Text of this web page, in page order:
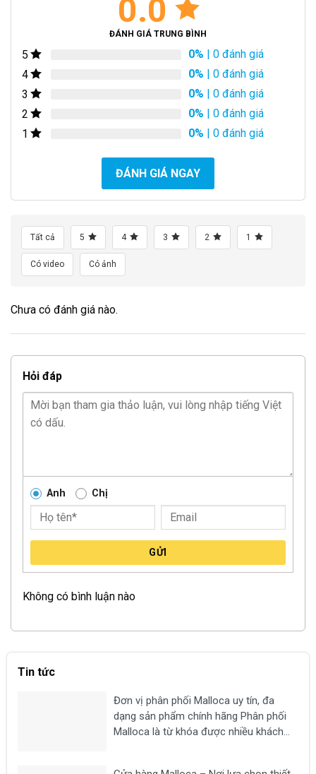
0.0
ĐÁNH GIÁ TRUNG BÌNH
5 0% | 0 đánh giá
4
0% | 0 đánh giá
3
0% | 0 đánh giá
2
0% | 0 đánh giá
1
0% | 0 đánh giá
ĐÁNH GIÁ NGAY
Tất cả 5 4 3 2 1
Có video Có ảnh
Chưa có đánh giá nào.
Hỏi đáp
Anh Chị
GỬI
Không có bình luận nào
Tin tức
Đơn vị phân phối Malloca uy tín, đa
dạng sản phẩm chính hãng Phân phối
Malloca là từ khóa được nhiều khách